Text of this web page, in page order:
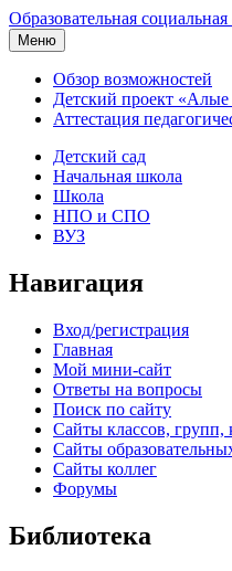
Образовательная социальная
Меню
Обзор возможностей
Детский проект «Алые
Аттестация
Детский сад
Начальная школа
Школа
НПО и СПО
ВУЗ
Навигация
Вход/регистрация
Главная
Мой мини-сайт
Ответы на вопросы
Поиск по сайту
Сайты классов, групп,
Сайты
Сайты коллег
Форумы
Библиотека